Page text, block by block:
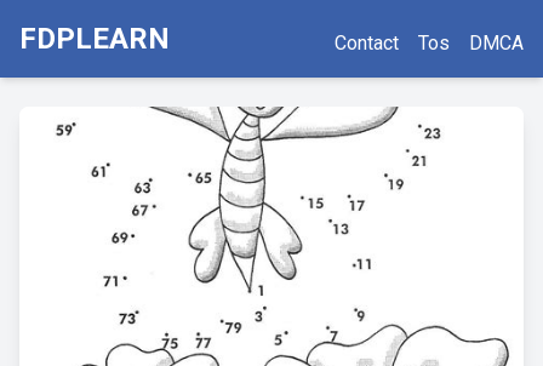
FDPLEARN Contact Tos DMCA